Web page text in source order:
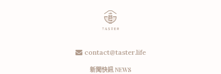
contact@taster.life
新聞快訊 NEWS